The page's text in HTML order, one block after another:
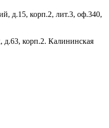
д.15, корп.2, лит.3, оф.340,
корп.2. Калининская